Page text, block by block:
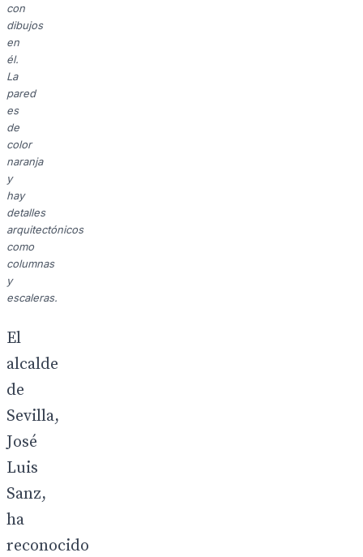
con
dibujos
en
él.
La
pared
es
de
color
naranja
y
hay
detalles
arquitectónicos
como
columnas
y
escaleras.
El
alcalde
de
Sevilla,
José
Luis
Sanz,
ha
reconocido